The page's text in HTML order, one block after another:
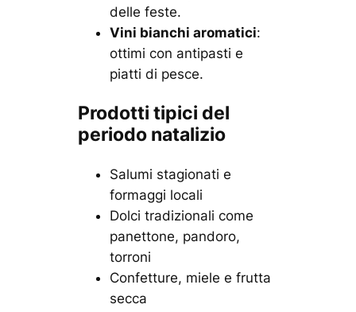
delle feste.
Vini bianchi aromatici:
ottimi con antipasti e
piatti di pesce.
Prodotti tipici del
periodo natalizio
Salumi stagionati e
formaggi locali
Dolci tradizionali come
panettone, pandoro,
torroni
Confetture, miele e frutta
secca